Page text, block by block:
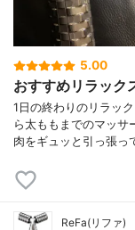
5.00
おすすめリラック
1日の終わりのリラッ
ら太ももまでのマッサ
肉をギュッと引っ張っ
ReFa(リファ)